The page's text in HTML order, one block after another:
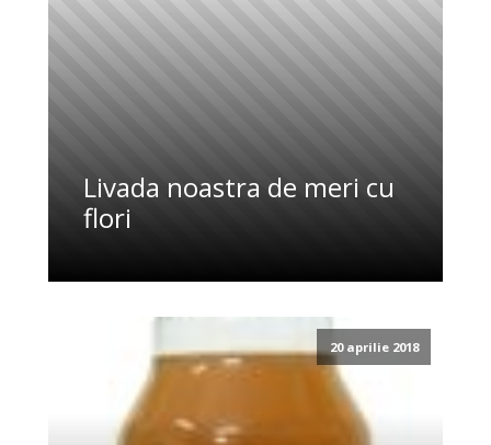
Livada noastra de meri cu
flori
20 aprilie 2018